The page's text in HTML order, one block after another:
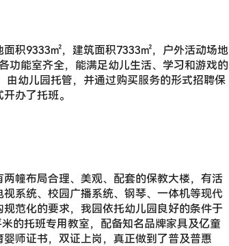
积9333㎡，建筑面积7333㎡，户外活动场地
功能室齐全，能满足幼儿生活、学习和游戏的
幼儿园托管，并通过购买服务的形式招聘保
办了托班。
幢布局合理、美观、配套的保教大楼，有活
系统、校园广播系统、钢琴、一体机等现代
范化的要求，我园依托幼儿园良好的条件于
的托班专用教室，配备知名品牌家具及亿童
师证书，双证上岗，真正做到了普及普惠